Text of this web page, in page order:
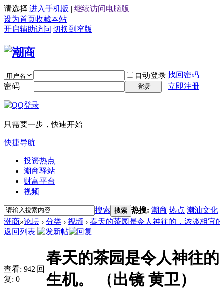
请选择 进入手机版 | 继续访问电脑版
设为首页收藏本站
开启辅助访问 切换到窄版
自动登录 找回密码
密码
登录 立即注册
只需要一步，快速开始
快捷导航
投资热点
潮商驿站
财富平台
视频
搜索 搜索 热搜: 潮商 热点 潮汕文化
潮商»论坛 › 分类 › 视频 › 春天的茶园是令人神往的，浓淡相宜
返回列表
查看: 942|回
复: 0
春天的茶园是令人神往
生机。 （出镜 黄卫）